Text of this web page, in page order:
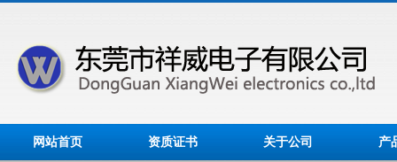
网站首页 资质证书 关于公司 产